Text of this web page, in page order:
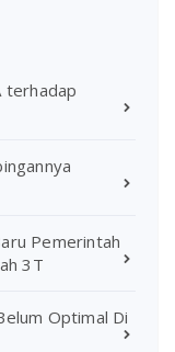
terhadap
Pemerintah
3T
Optimal Di